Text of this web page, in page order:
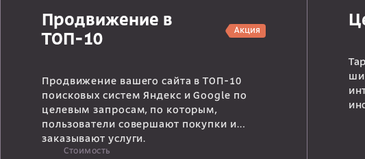
Продвижение в
ТОП-10
Акция
Продвижение вашего сайта в ТОП-10
поисковых систем Яндекс и Google по
целевым запросам, по которым,
пользователи совершают покупки и
заказывают услуги.
Стоимость